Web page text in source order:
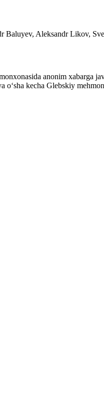
Baluyev, Aleksandr Likov,
anonim xabarga
oʻsha kecha Glebskiy